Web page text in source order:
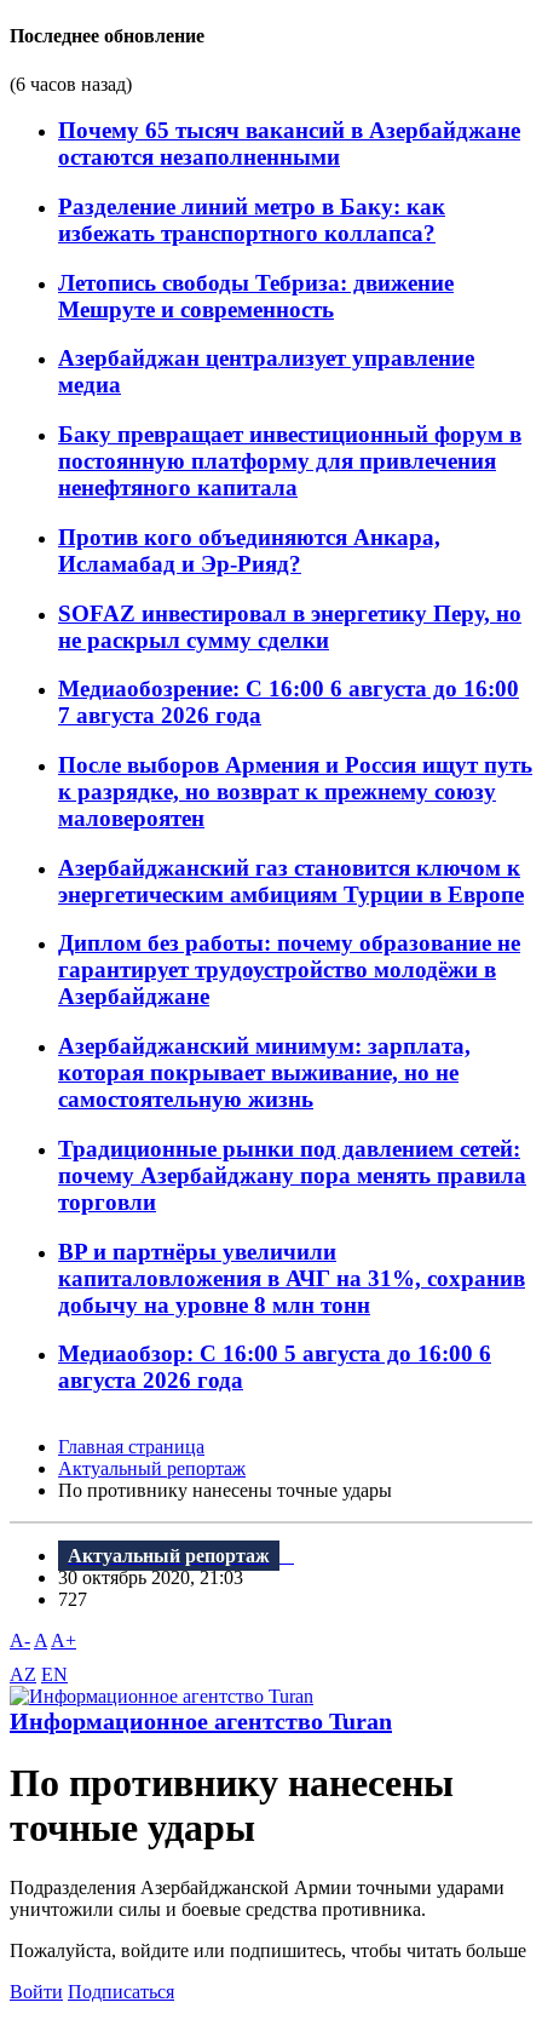
Последнее обновление
(6 часов назад)
Почему 65 тысяч вакансий в Азербайджане
остаются незаполненными
Разделение линий метро в Баку: как
избежать транспортного коллапса?
Летопись свободы Тебриза: движение
Мешруте и современность
Азербайджан централизует управление
медиа
Баку превращает инвестиционный форум в
постоянную платформу для привлечения
ненефтяного капитала
Против кого объединяются Анкара,
Исламабад и Эр-Рияд?
SOFAZ инвестировал в энергетику Перу, но
не раскрыл сумму сделки
Медиаобозрение: С 16:00 6 августа до 16:00
7 августа 2026 года
После выборов Армения и Россия ищут путь
к разрядке, но возврат к прежнему союзу
маловероятен
Азербайджанский газ становится ключом к
энергетическим амбициям Турции в Европе
Диплом без работы: почему образование не
гарантирует трудоустройство молодёжи в
Азербайджане
Азербайджанский минимум: зарплата,
которая покрывает выживание, но не
самостоятельную жизнь
Традиционные рынки под давлением сетей:
почему Азербайджану пора менять правила
торговли
BP и партнёры увеличили
капиталовложения в АЧГ на 31%, сохранив
добычу на уровне 8 млн тонн
Медиаобзор: С 16:00 5 августа до 16:00 6
августа 2026 года
Главная страница
Актуальный репортаж
По противнику нанесены точные удары
Актуальный репортаж
30 октябрь 2020, 21:03
727
A- A A+
AZ EN
Информационное агентство Turan
По противнику нанесены
точные удары
Подразделения Азербайджанской Армии точными ударами
уничтожили силы и боевые средства противника.
Пожалуйста, войдите или подпишитесь, чтобы читать больше
Войти Подписаться